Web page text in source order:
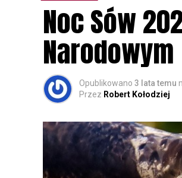
Noc Sów
Narodowym
Opublikowano 3 lata temu
Przez Robert Kołodziej